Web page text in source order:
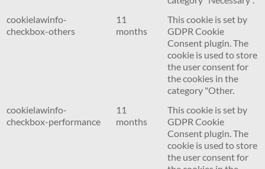
cookielawinfo-
checkbox-others
11
months
This cookie is set by
GDPR Cookie
Consent plugin. The
cookie is used to store
the user consent for
the cookies in the
category "Other.
cookielawinfo-
checkbox-performance
11
months
This cookie is set by
GDPR Cookie
Consent plugin. The
cookie is used to store
the user consent for